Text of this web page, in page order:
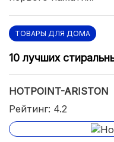
ТОВАРЫ ДЛЯ ДОМА
10 лучших
HOTPOINT-ARISTON
Рейтинг: 4.2